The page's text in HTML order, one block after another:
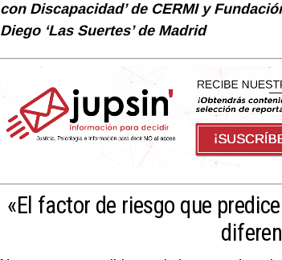
con Discapacidad’ de CERMI y
Diego ‘Las Suertes’ de Madrid
«El factor de riesgo que